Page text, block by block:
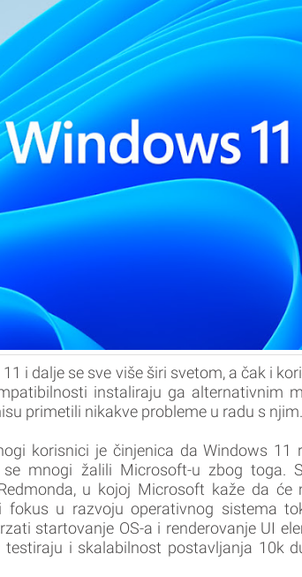
i dalje se sve više širi svetom, a čak i
instaliraju ga alternativnim
primetili nikakve probleme u radu s njim.
korisnici je činjenica da Windows 11
mnogi žalili Microsoft-u zbog toga.
u kojoj Microsoft kaže da će
fokus u razvoju operativnog sistema
startovanje OS-a i renderovanje UI
i skalabilnost postavljanja 10k